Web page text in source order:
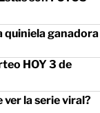
quiniela ganadora
HOY 3 de
ver la serie viral?